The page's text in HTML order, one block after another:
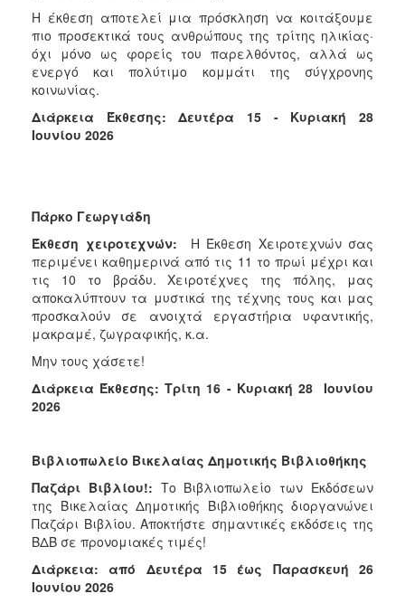
Η έκθεση αποτελεί μια πρόσκληση να κοιτάξουμε
πιο προσεκτικά τους ανθρώπους της τρίτης ηλικίας·
όχι μόνο ως φορείς του παρελθόντος, αλλά ως
ενεργό και πολύτιμο κομμάτι της σύγχρονης
κοινωνίας.
Διάρκεια Έκθεσης: Δευτέρα 15 - Κυριακή 28
Ιουνίου 2026
Πάρκο Γεωργιάδη
Έκθεση χειροτεχνών: Η Έκθεση Χειροτεχνών σας
περιμένει καθημερινά από τις 11 το πρωί μέχρι και
τις 10 το βράδυ. Χειροτέχνες της πόλης, μας
αποκαλύπτουν τα μυστικά της τέχνης τους και μας
προσκαλούν σε ανοιχτά εργαστήρια υφαντικής,
μακραμέ, ζωγραφικής, κ.α.
Μην τους χάσετε!
Διάρκεια Έκθεσης: Τρίτη 16 - Κυριακή 28 Ιουνίου
2026
Βιβλιοπωλείο Βικελαίας Δημοτικής Βιβλιοθήκης
Παζάρι Βιβλίου!: Το Βιβλιοπωλείο των Εκδόσεων
της Βικελαίας Δημοτικής Βιβλιοθήκης διοργανώνει
Παζάρι Βιβλίου. Αποκτήστε σημαντικές εκδόσεις της
ΒΔΒ σε προνομιακές τιμές!
Διάρκεια: από Δευτέρα 15 έως Παρασκευή 26
Ιουνίου 2026